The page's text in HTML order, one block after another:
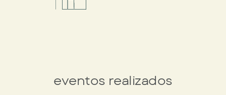
eventos realizados